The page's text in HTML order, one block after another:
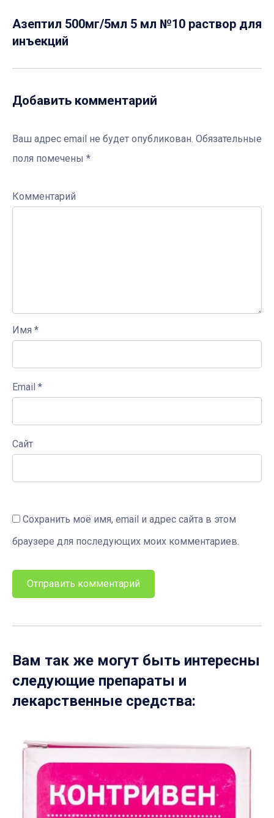
Азептил 500мг/5мл 5 мл №10 раствор для
инъекций
Добавить комментарий
Ваш адрес email не будет опубликован. Обязательные
поля помечены *
Комментарий
Имя *
Email *
Сайт
Сохранить моё имя, email и адрес сайта в этом
браузере для последующих моих комментариев.
Вам так же могут быть интересны
следующие препараты и
лекарственные средства: